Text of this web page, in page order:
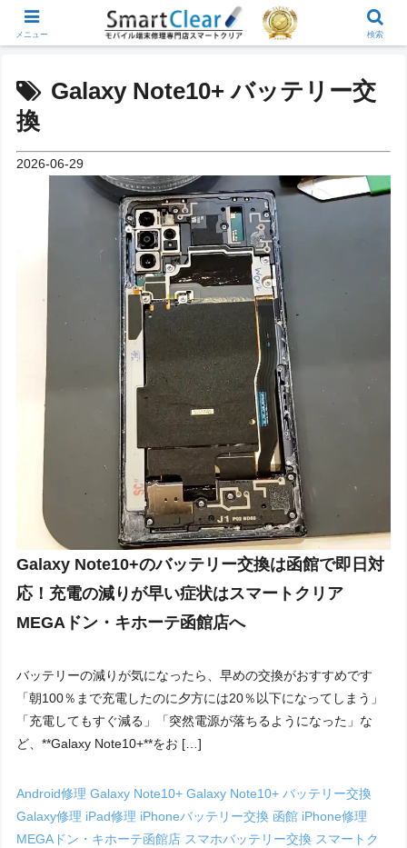
Galaxy Note10+ バッテリー交
換
2026-06-29
Galaxy Note10+のバッテリー交換は函館で即日対
応！充電の減りが早い症状はスマートクリア
MEGAドン・キホーテ函館店へ
バッテリーの減りが気になったら、早めの交換がおすすめです
「朝100％まで充電したのに夕方には20％以下になってしまう」
「充電してもすぐ減る」「突然電源が落ちるようになった」な
ど、**Galaxy Note10+**をお […]
Android修理Galaxy Note10+Galaxy Note10+ バッテリー交換
Galaxy修理 iPad修理 iPhoneバッテリー交換 函館 iPhone修理
MEGAドン・キホーテ函館店 スマホバッテリー交換 スマートク
メニュー 検索